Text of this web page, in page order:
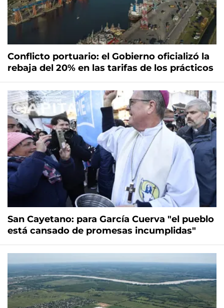
Conflicto portuario: el Gobierno oficializó la
rebaja del 20% en las tarifas de los prácticos
San Cayetano: para García Cuerva "el pueblo
está cansado de promesas incumplidas"